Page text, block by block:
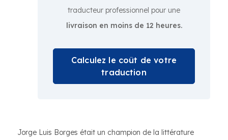
traducteur professionnel pour une
livraison en moins de 12 heures.
Calculez le coût de votre
traduction
Jorge Luis Borges était un champion de la littérature